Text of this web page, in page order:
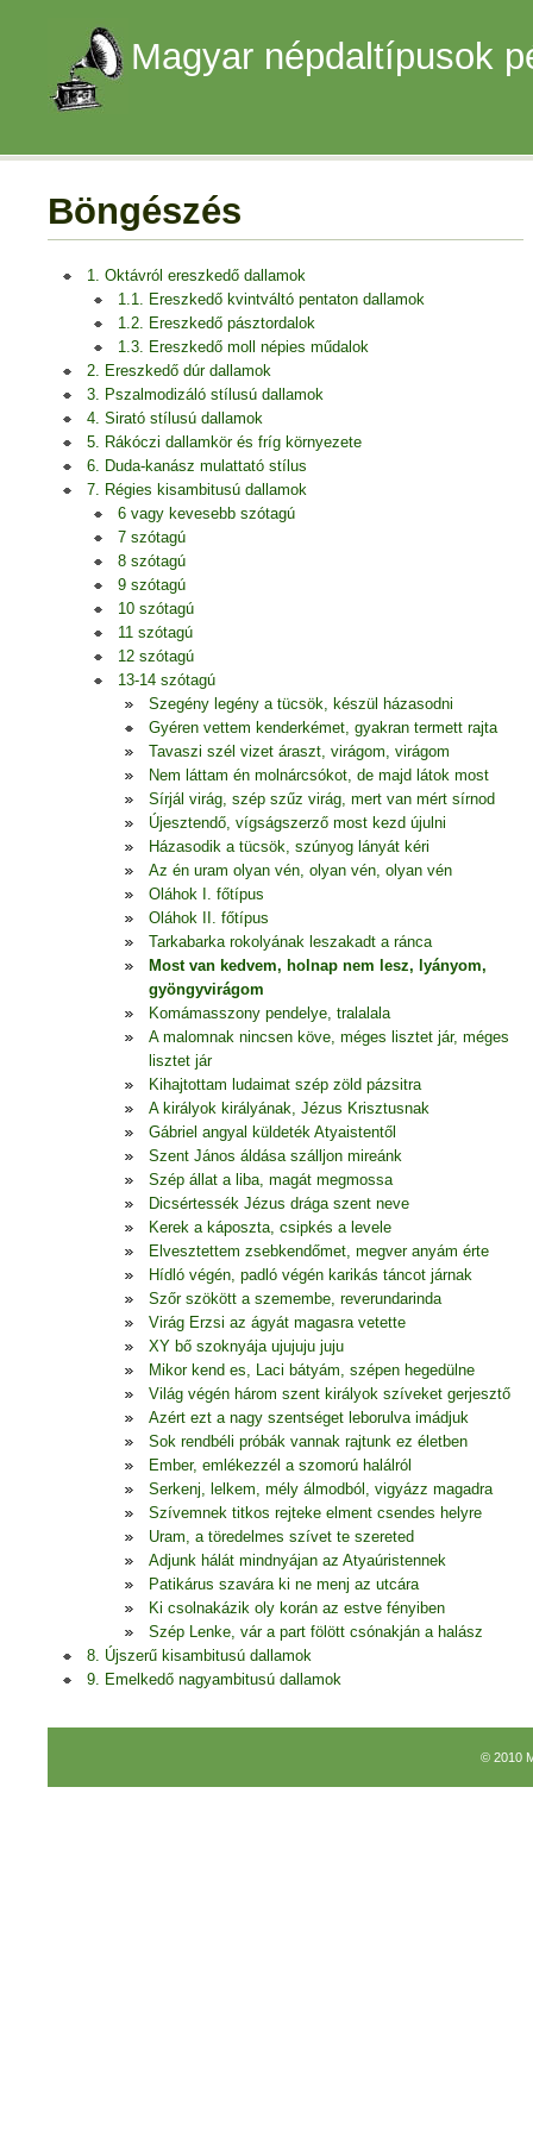
Magyar népdaltípusok
Böngészés
1. Oktávról ereszkedő dallamok
1.1. Ereszkedő kvintváltó pentaton dallamok
1.2. Ereszkedő pásztordalok
1.3. Ereszkedő moll népies műdalok
2. Ereszkedő dúr dallamok
3. Pszalmodizáló stílusú dallamok
4. Sirató stílusú dallamok
5. Rákóczi dallamkör és fríg környezete
6. Duda-kanász mulattató stílus
7. Régies kisambitusú dallamok
6 vagy kevesebb szótagú
7 szótagú
8 szótagú
9 szótagú
10 szótagú
11 szótagú
12 szótagú
13-14 szótagú
Szegény legény a tücsök, készül házasodni
Gyéren vettem kenderkémet, gyakran termett rajta
Tavaszi szél vizet áraszt, virágom, virágom
Nem láttam én molnárcsókot, de majd látok most
Sírjál virág, szép szűz virág, mert van mért sírnod
Újesztendő, vígságszerző most kezd újulni
Házasodik a tücsök, szúnyog lányát kéri
Az én uram olyan vén, olyan vén, olyan vén
Oláhok I. főtípus
Oláhok II. főtípus
Tarkabarka rokolyának leszakadt a ránca
Most van kedvem, holnap nem lesz, lyányom,
gyöngyvirágom
Komámasszony pendelye, tralalala
A malomnak nincsen köve, méges lisztet jár, méges
lisztet jár
Kihajtottam ludaimat szép zöld pázsitra
A királyok királyának, Jézus Krisztusnak
Gábriel angyal küldeték Atyaistentől
Szent János áldása szálljon mireánk
Szép állat a liba, magát megmossa
Dicsértessék Jézus drága szent neve
Kerek a káposzta, csipkés a levele
Elvesztettem zsebkendőmet, megver anyám érte
Hídló végén, padló végén karikás táncot járnak
Szőr szökött a szemembe, reverundarinda
Virág Erzsi az ágyát magasra vetette
XY bő szoknyája ujujuju juju
Mikor kend es, Laci bátyám, szépen hegedülne
Világ végén három szent királyok szíveket gerjesztő
Azért ezt a nagy szentséget leborulva imádjuk
Sok rendbéli próbák vannak rajtunk ez életben
Ember, emlékezzél a szomorú halálról
Serkenj, lelkem, mély álmodból, vigyázz magadra
Szívemnek titkos rejteke elment csendes helyre
Uram, a töredelmes szívet te szereted
Adjunk hálát mindnyájan az Atyaúristennek
Patikárus szavára ki ne menj az utcára
Ki csolnakázik oly korán az estve fényiben
Szép Lenke, vár a part fölött csónakján a halász
8. Újszerű kisambitusú dallamok
9. Emelkedő nagyambitusú dallamok
© 2010